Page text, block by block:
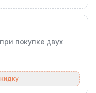
покупке двух